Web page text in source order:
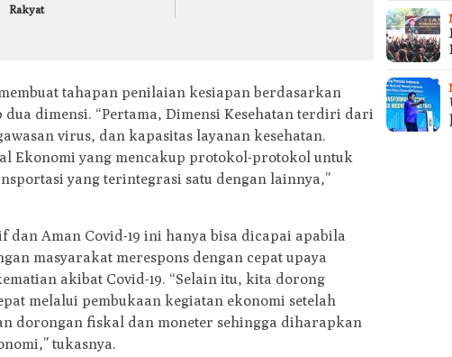
Rakyat
tahapan penilaian kesiapan berdasarkan
dua dimensi. “Pertama, Dimensi Kesehatan terdiri dari
virus, dan kapasitas layanan kesehatan.
Ekonomi yang mencakup protokol-protokol untuk
yang terintegrasi satu dengan lainnya,”
dan Aman Covid-19 ini hanya bisa dicapai apabila
masyarakat merespons dengan cepat upaya
akibat Covid-19. “Selain itu, kita dorong
melalui pembukaan kegiatan ekonomi setelah
dorongan fiskal dan moneter sehingga diharapkan
tukasnya.